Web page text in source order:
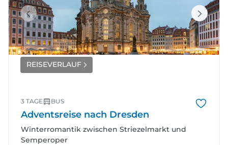
REISEVERLAUF
3 TAGE BUS
Adventsreise nach Dresden
Winterromantik zwischen Striezelmarkt und
Semperoper